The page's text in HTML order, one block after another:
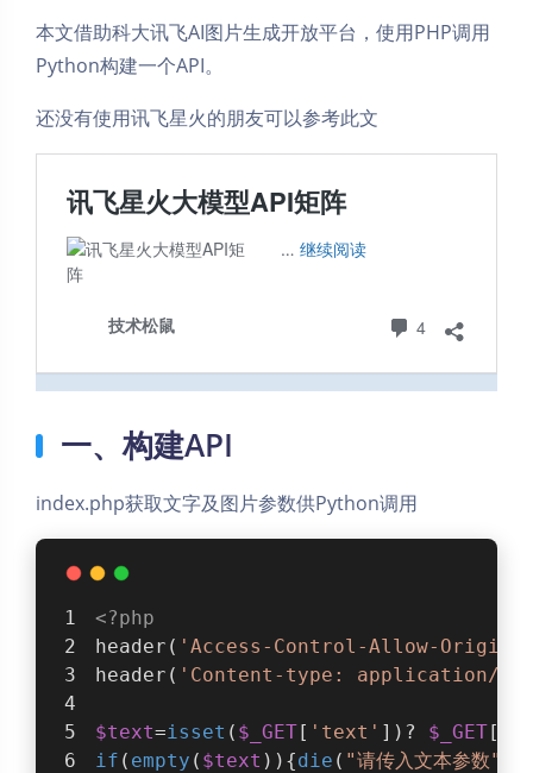
本文借助科大讯飞AI图片生成开放平台，使用PHP调用
Python构建一个API。
还没有使用讯飞星火的朋友可以参考此文
一、构建API
index.php获取文字及图片参数供Python调用
<?php
header( 'Access-Control-Allow-
header( 'Content-type: application/
$text=isset ( $_GET[ 'text' ])? $_GET[
if ( empty ( $text )){die ( "请传入文本参数"